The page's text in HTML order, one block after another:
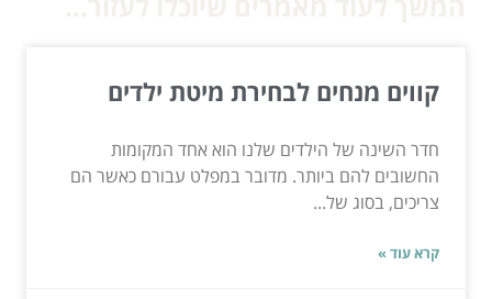
קווים מנחים לבחירת מיטת ילדים
חדר השינה של הילדים שלנו הוא אחד המקומות
החשובים להם ביותר. מדובר במפלט עבורם כאשר הם
צריכים, בסוג של...
קרא עוד »